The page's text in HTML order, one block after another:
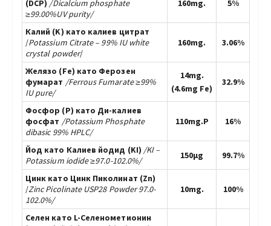
(DCP) /Dicalcium phosphate
≥99.00%UV purity/
160mg. 5%
Калий (K) като калиев цитрат
/Potassium Citrate – 99% IU white
crystal powder/
160mg. 3.06%
Желязо (Fe) като Ферозен
фумарат /Ferrous Fumarate ≥99%
IU pure/
14mg.
(4.6mg Fe)
32.9%
Фосфор (P) като Ди-калиев
фосфат /Potassium Phosphate
dibasic 99% HPLC/
110mg.P 16%
Йод като Калиев йодид (KI) /KI –
Potassium iodide≥97.0-102.0%/ 150µg 99.7%
Цинк като Цинк Пиколинат (Zn)
/Zinc Picolinate USP28 Powder 97.0-
102.0%/
10mg. 100%
Селен като L-Селенометионин